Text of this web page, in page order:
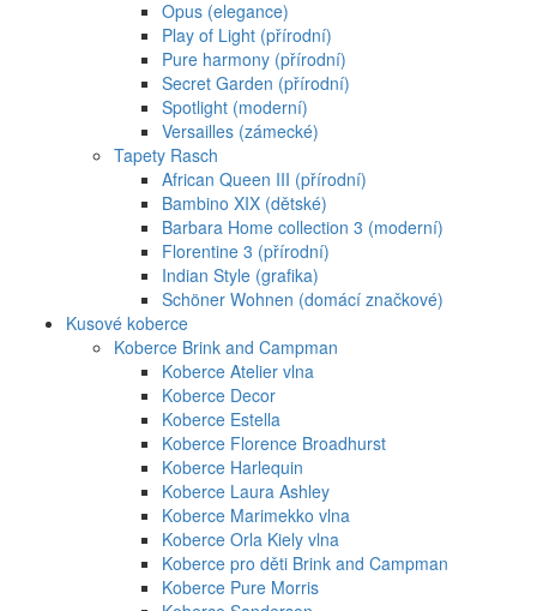
Opus (elegance)
Play of Light (přírodní)
Pure harmony (přírodní)
Secret Garden (přírodní)
Spotlight (moderní)
Versailles (zámecké)
Tapety Rasch
African Queen III (přírodní)
Bambino XIX (dětské)
Barbara Home collection 3 (moderní)
Florentine 3 (přírodní)
Indian Style (grafika)
Schöner Wohnen (domácí značkové)
Kusové koberce
Koberce Brink and Campman
Koberce Atelier vlna
Koberce Decor
Koberce Estella
Koberce Florence Broadhurst
Koberce Harlequin
Koberce Laura Ashley
Koberce Marimekko vlna
Koberce Orla Kiely vlna
Koberce pro děti Brink and Campman
Koberce Pure Morris